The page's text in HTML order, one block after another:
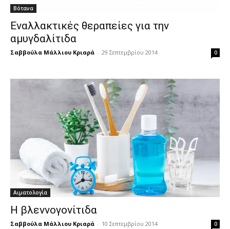
Βότανα
Εναλλακτικές θεραπείες για την
αμυγδαλίτιδα
Σαββούλα Μάλλιου Κριαρά - 29 Σεπτεμβρίου 2014 0
Αιματολογία
Η βλεννογονίτιδα
Σαββούλα Μάλλιου Κριαρά - 10 Σεπτεμβρίου 2014 0